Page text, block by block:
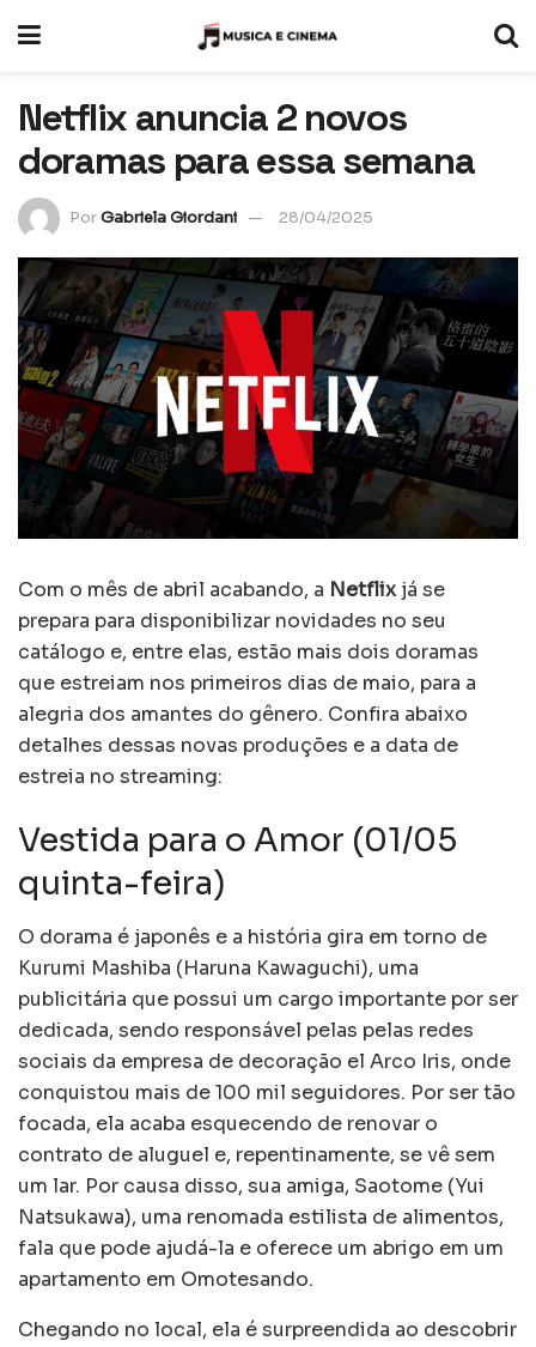
Netflix anuncia 2 novos
doramas para essa semana
PorGabriela Giordani 28/04/2025
Com o mês de abril acabando, a Netflixjá se
prepara para disponibilizar novidades no seu
catálogo e, entre elas, estão mais dois doramas
que estreiam nos primeiros dias de maio, para a
alegria dos amantes do gênero. Confira abaixo
detalhes dessas novas produções e a data de
estreia no streaming:
Vestida para o Amor (01/05
quinta-feira)
O dorama é japonês e a história gira em torno de
Kurumi Mashiba (Haruna Kawaguchi), uma
publicitária que possui um cargo importante por ser
dedicada, sendo responsável pelas pelas redes
sociais da empresa de decoração el Arco Iris, onde
conquistou mais de 100 mil seguidores. Por ser tão
focada, ela acaba esquecendo de renovar o
contrato de aluguel e, repentinamente, se vê sem
um lar. Por causa disso, sua amiga, Saotome (Yui
Natsukawa), uma renomada estilista de alimentos,
fala que pode ajudá-la e oferece um abrigo em um
apartamento em Omotesando.
Chegando no local, ela é surpreendida ao descobrir